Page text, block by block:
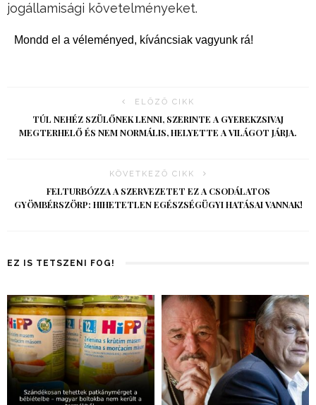
jogállamisági követelményeket.
Mondd el a véleményed, kíváncsiak vagyunk rá!
ELŐZŐ CIKK
TÚL NEHÉZ SZÜLŐNEK LENNI, SZERINTE A GYEREKZSIVAJ
MEGTERHELŐ ÉS NEM NORMÁLIS, HELYETTE A VILÁGOT JÁRJA.
KÖVETKEZŐ CIKK
FELTURBÓZZA A SZERVEZETET EZ A CSODÁLATOS
GYÖMBÉRSZÖRP: HIHETETLEN EGÉSZSÉGÜGYI HATÁSAI VANNAK!
EZ IS TETSZENI FOG!